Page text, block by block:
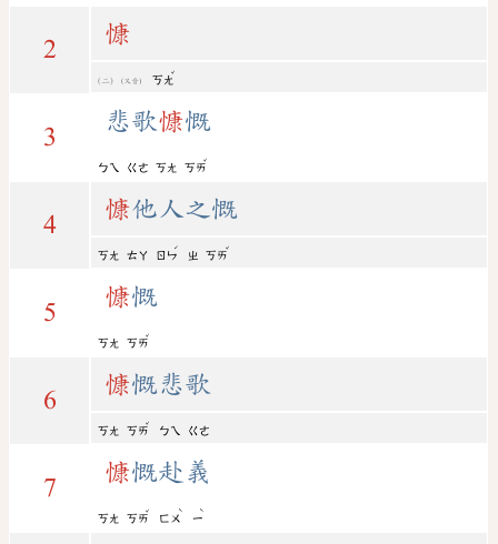
2
慷
(又音) ㄎㄤ
ˇ
3
悲歌慷慨
ㄅㄟ ㄍㄜ ㄎㄤ ㄎㄞ
ˇ
4
慷他人之慨
ㄎㄤ ㄊㄚ ㄖㄣ
ˊ
ㄓ ㄎㄞ
ˇ
5
慷慨
ㄎㄤ ㄎㄞ
ˇ
6
慷慨悲歌
ㄎㄤ ㄎㄞ
ˇ
ㄅㄟ ㄍㄜ
7
慷慨赴義
ㄎㄤ ㄎㄞ
ˇ
ㄈㄨ
ˋ
ㄧ
ˋ